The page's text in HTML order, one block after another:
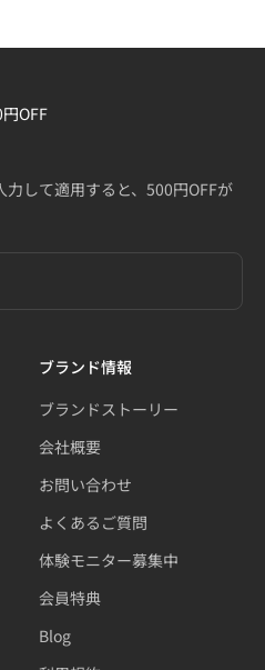
OFF
して適用すると、500円OFFが
ブランド情報
ブランドストーリー
会社概要
お問い合わせ
よくあるご質問
体験モニター募集中
会員特典
Blog